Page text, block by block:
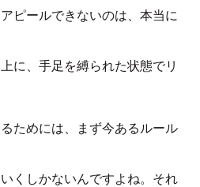
ピールできないのは、本当に
に、手足を縛られた状態でリ
ためには、まず今あるルール
くしかないんですよね。それ